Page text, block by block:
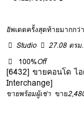
อัพเดตครั้งสุดท้ายมากกว่
Studio
27.08 ตรม.
100%Off
[6432] ขายคอนโด ไ
Interchange]
ขายพร้อมผู้เช่า ขาย